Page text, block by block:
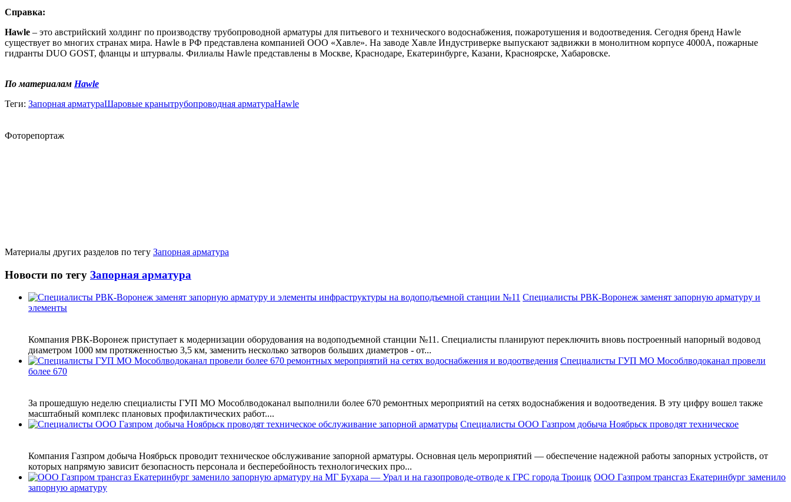
Справка:
Hawle – это австрийский холдинг по производству трубопроводной арматуры для питьевого и технического водоснабжения, пожаротушения и водоотведения. Сегодня бренд Hawle
существует во многих странах мира. Hawle в РФ представлена компанией ООО «Хавле». На заводе Хавле Индустриверке выпускают задвижки в монолитном корпусе 4000А, пожарные
гидранты DUO GOST, фланцы и штурвалы. Филиалы Hawle представлены в Москве, Краснодаре, Екатеринбурге, Казани, Красноярске, Хабаровске.
По материалам Hawle
Теги: Запорная арматураШаровые кранытрубопроводная арматураHawle
Фоторепортаж
Материалы других разделов по тегу Запорная арматура
Новости по тегу Запорная арматура
Специалисты РВК-Воронеж заменят запорную арматуру и
элементы
Компания РВК-Воронеж приступает к модернизации оборудования на водоподъемной станции №11. Специалисты планируют переключить вновь построенный напорный водовод
диаметром 1000 мм протяженностью 3,5 км, заменить несколько затворов больших диаметров - от...
Специалисты ГУП МО Мособлводоканал провели
более 670
За прошедшую неделю специалисты ГУП МО Мособлводоканал выполнили более 670 ремонтных мероприятий на сетях водоснабжения и водоотведения. В эту цифру вошел также
масштабный комплекс плановых профилактических работ....
Специалисты ООО Газпром добыча Ноябрьск проводят техническое
Компания Газпром добыча Ноябрьск проводит техническое обслуживание запорной арматуры. Основная цель мероприятий — обеспечение надежной работы запорных устройств, от
которых напрямую зависит безопасность персонала и бесперебойность технологических про...
ООО Газпром трансгаз Екатеринбург заменило
запорную арматуру